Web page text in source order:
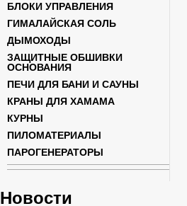
БЛОКИ УПРАВЛЕНИЯ
ГИМАЛАЙСКАЯ СОЛЬ
ДЫМОХОДЫ
ЗАЩИТНЫЕ ОБШИВКИ
ОСНОВАНИЯ
ПЕЧИ ДЛЯ БАНИ И САУНЫ
КРАНЫ ДЛЯ ХАМАМА
КУРНЫ
ПИЛОМАТЕРИАЛЫ
ПАРОГЕНЕРАТОРЫ
Новости